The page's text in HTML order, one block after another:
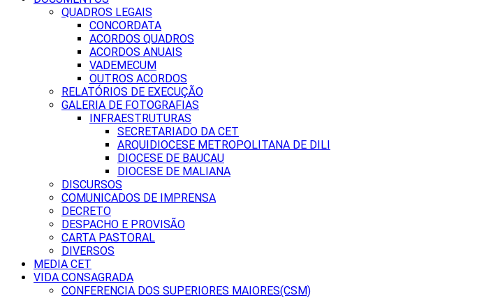
QUADROS LEGAIS
CONCORDATA
ACORDOS QUADROS
ACORDOS ANUAIS
VADEMECUM
OUTROS ACORDOS
RELATÓRIOS DE EXECUÇÃO
GALERIA DE FOTOGRAFIAS
INFRAESTRUTURAS
SECRETARIADO DA CET
ARQUIDIOCESE METROPOLITANA DE DILI
DIOCESE DE BAUCAU
DIOCESE DE MALIANA
DISCURSOS
COMUNICADOS DE IMPRENSA
DECRETO
DESPACHO E PROVISÃO
CARTA PASTORAL
DIVERSOS
MEDIA CET
VIDA CONSAGRADA
CONFERENCIA DOS SUPERIORES MAIORES(CSM)